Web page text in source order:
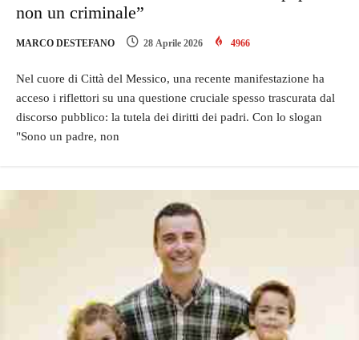
non un criminale”
MARCO DESTEFANO 28 Aprile 2026 4966
Nel cuore di Città del Messico, una recente manifestazione ha
acceso i riflettori su una questione cruciale spesso trascurata dal
discorso pubblico: la tutela dei diritti dei padri. Con lo slogan
"Sono un padre, non